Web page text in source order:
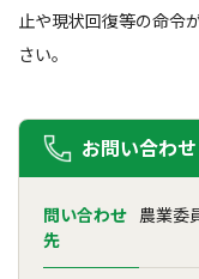
止や現状回復等の命令
さい。
お問い合わせ
問い合わせ
先
農業委